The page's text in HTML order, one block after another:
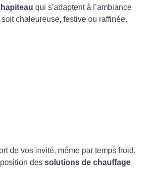
qui s’adaptent à l’ambiance
chaleureuse, festive ou raffinée.
de vos invité, même par temps froid,
des solutions de chauffage